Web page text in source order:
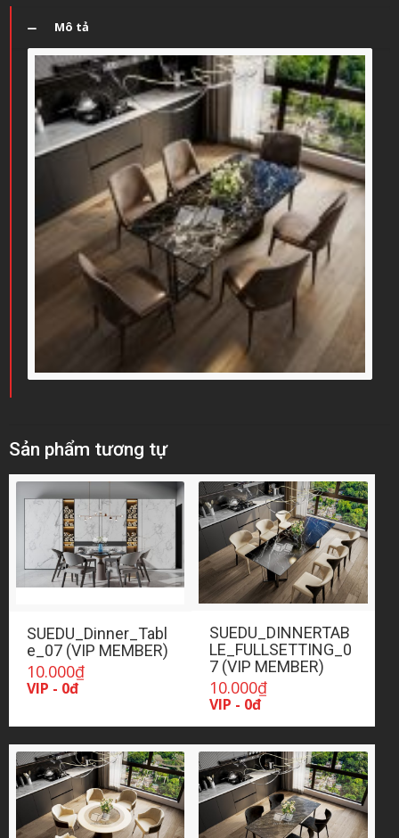
Mô tả
Sản phẩm tương tự
SUEDU_Dinner_Tabl
e_07 (VIP MEMBER)
10.000₫
VIP - 0đ
SUEDU_DINNERTAB
LE_FULLSETTING_0
7 (VIP MEMBER)
10.000₫
VIP - 0đ